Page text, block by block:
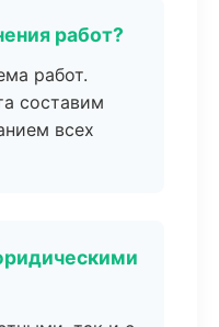
работ?
работ.
составим
всех